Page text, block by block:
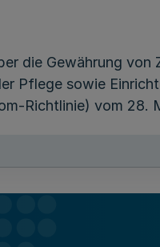
die Gewährung
Pflege sowie
Richtlinie) vom 28.